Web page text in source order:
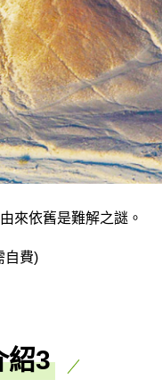
來依舊是難解之謎。
自費)
紹3